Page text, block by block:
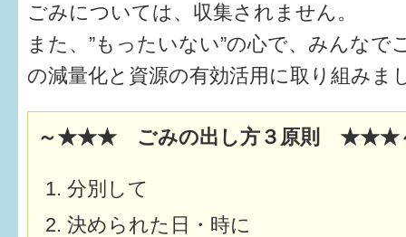
ごみについては、収集されません。
また、”もったいない”の心で、みんなで
の減量化と資源の有効活用に取り組みま
～★★★ ごみの出し方３原則 ★★★
分別して
決められた日・時に
健診・予防接種
仲間づくり・遊び場
入園・入学
相談したい
さまざまな支援